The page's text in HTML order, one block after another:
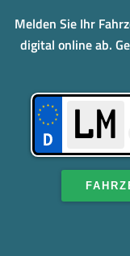
Melden Sie Ihr
digital online ab.